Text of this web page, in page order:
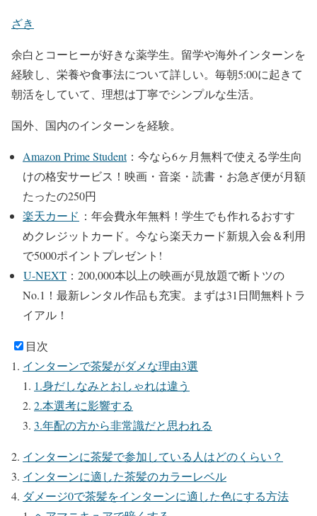
ざき
余白とコーヒーが好きな薬学生。留学や海外インターンを
経験し、栄養や食事法について詳しい。毎朝5:00に起きて
朝活をしていて、理想は丁寧でシンプルな生活。
国外、国内のインターンを経験。
Amazon Prime Student：今なら6ヶ月無料で使える学生向
けの格安サービス！ 映画・音楽・読書・お急ぎ便が月額
たったの250円
楽天カード ：年会費永年無料！学生でも作れるおすす
めクレジットカード。 今なら楽天カード新規入会＆利用
で5000ポイントプレゼント!
U-NEXT ：200,000本以上の映画が⾒放題で断トツの
No.1！最新レンタル作品も充実。
まずは31日間無料トラ
イアル！
目次
インターンで茶髪がダメな理由3選
1.身だしなみとおしゃれは違う
2.本選考に影響する
3.年配の方から非常識だと思われる
インターンに茶髪で参加している人はどのくらい？
インターンに適した茶髪のカラーレベル
ダメージ0で茶髪をインターンに適した色にする方法